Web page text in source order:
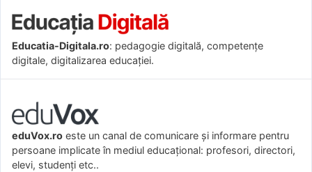
Educatia-Digitala.ro: pedagogie digitală, competențe
digitale, digitalizarea educației.
eduVox.ro este un canal de comunicare și informare pentru
persoane implicate în mediul educațional: profesori, directori,
elevi, studenți etc..